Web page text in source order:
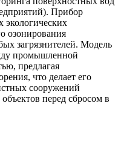
Прибор
экологических
озонирования
загрязнителей. Модель
промышленной
предлагая
что делает его
сооружений
перед сбросом в